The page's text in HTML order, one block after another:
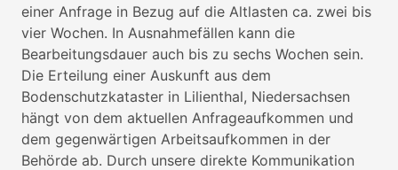
einer Anfrage in Bezug auf die Altlasten ca. zwei bis
vier Wochen. In Ausnahmefällen kann die
Bearbeitungsdauer auch bis zu sechs Wochen sein.
Die Erteilung einer Auskunft aus dem
Bodenschutzkataster in Lilienthal, Niedersachsen
hängt von dem aktuellen Anfrageaufkommen und
dem gegenwärtigen Arbeitsaufkommen in der
Behörde ab. Durch unsere direkte Kommunikation